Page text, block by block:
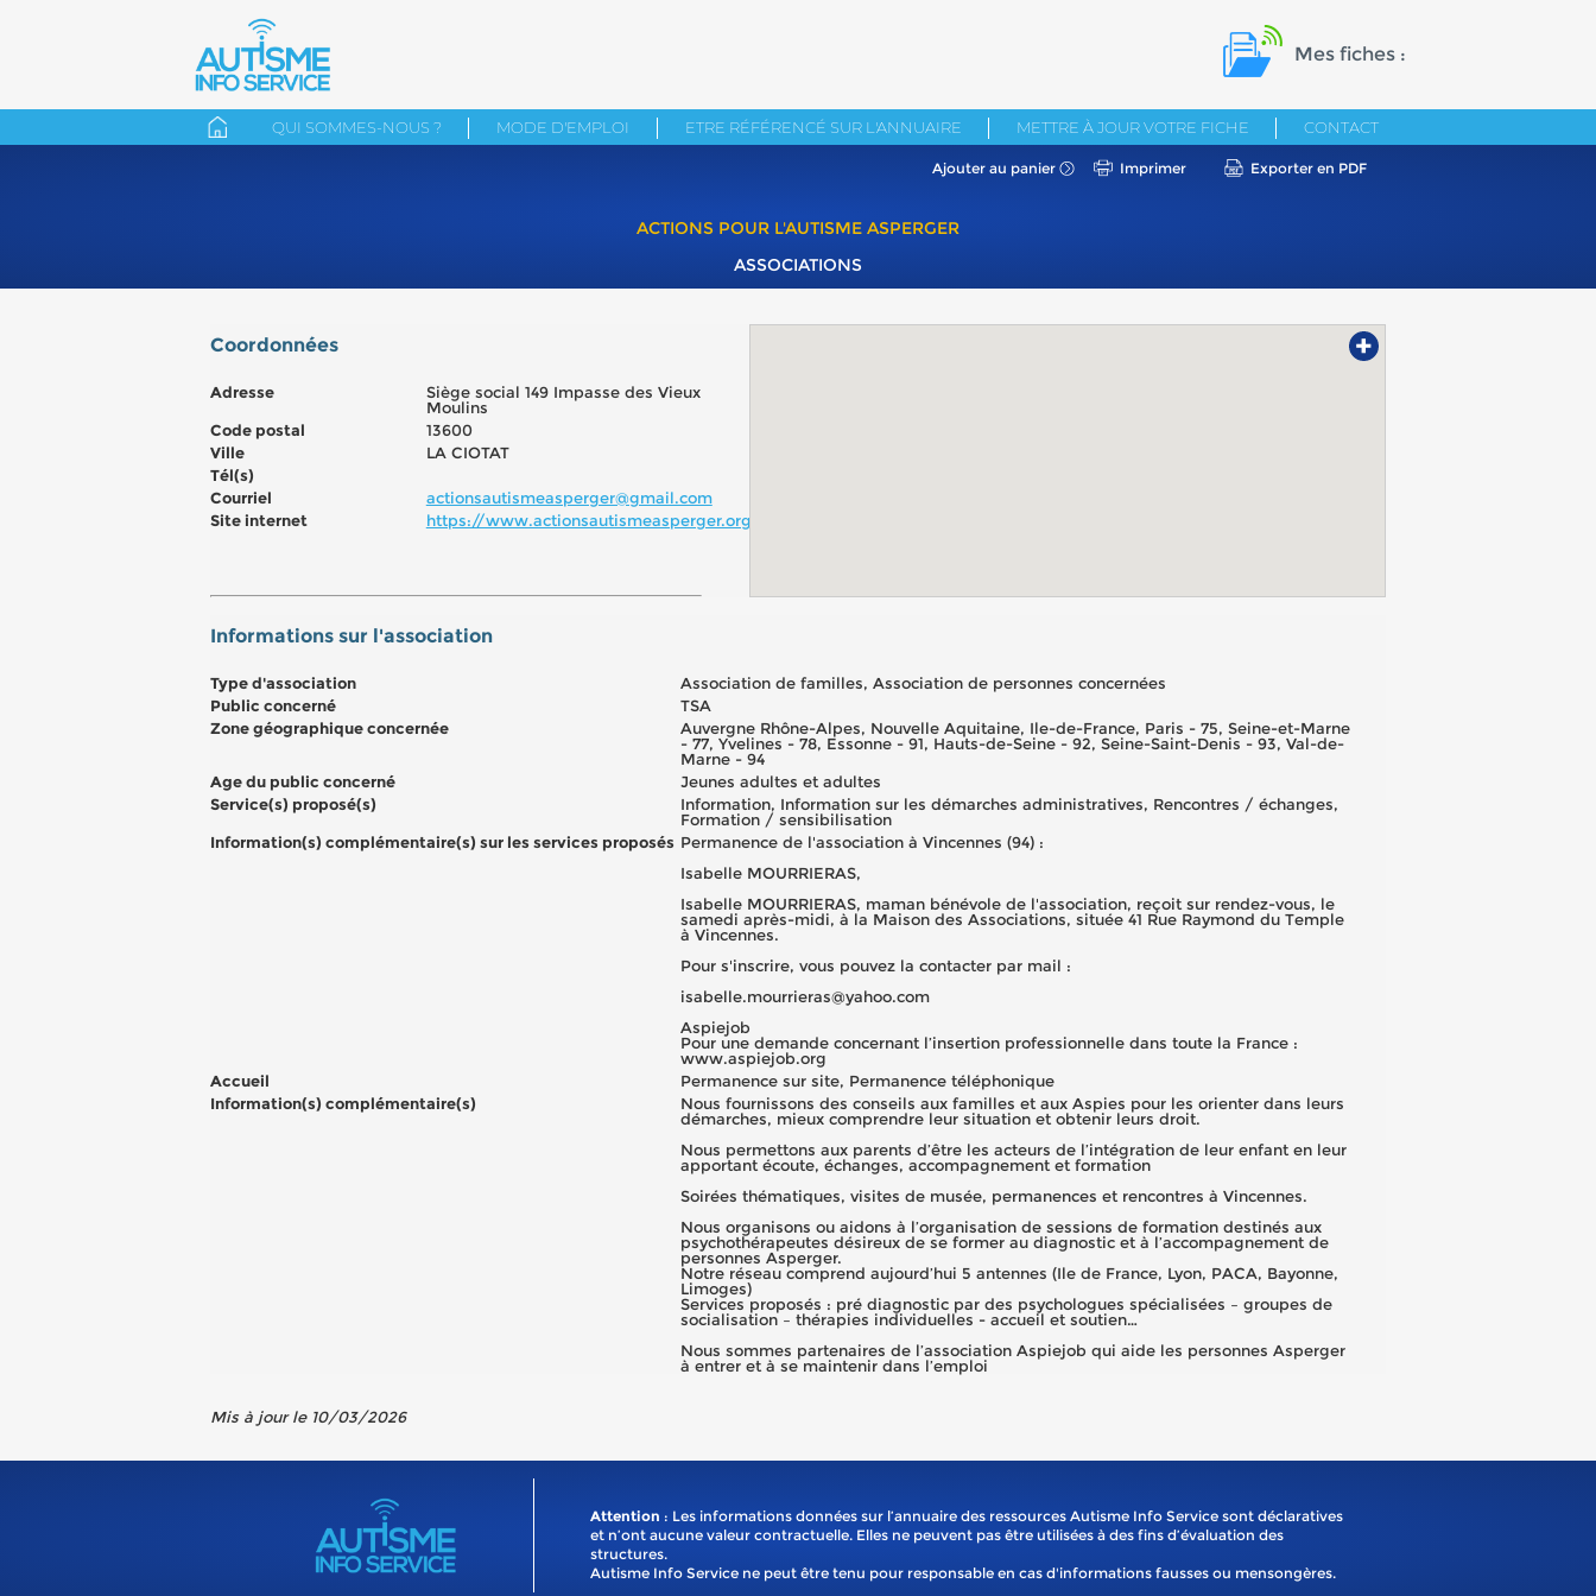
Mes fiches :
QUI SOMMES-NOUS ? MODE D'EMPLOI ETRE RÉFÉRENCÉ SUR L'ANNUAIRE METTRE À JOUR VOTRE FICHE CONTACT
Ajouter au panier Imprimer Exporter en PDF
ACTIONS POUR L'AUTISME ASPERGER
ASSOCIATIONS
+
Coordonnées
Adresse
Siège social 149 Impasse des Vieux
Moulins
Code postal
13600
Ville
LA CIOTAT
Tél(s)
Courriel
actionsautismeasperger@gmail.com
Site internet
https://www.actionsautismeasperger.org/
Informations sur l'association
Type d'association
Association de familles, Association de personnes concernées
Public concerné
TSA
Zone géographique concernée
Auvergne Rhône-Alpes, Nouvelle Aquitaine, Ile-de-France, Paris - 75, Seine-et-Marne
- 77, Yvelines - 78, Essonne - 91, Hauts-de-Seine - 92, Seine-Saint-Denis - 93, Val-de-
Marne - 94
Age du public concerné
Jeunes adultes et adultes
Service(s) proposé(s)
Information, Information sur les démarches administratives, Rencontres / échanges,
Formation / sensibilisation
Information(s) complémentaire(s) sur les services proposés Permanence de l'association à Vincennes (94) :
Isabelle MOURRIERAS,
Isabelle MOURRIERAS, maman bénévole de l'association, reçoit sur rendez-vous, le
samedi après-midi, à la Maison des Associations, située 41 Rue Raymond du Temple
à Vincennes.
​Pour s'inscrire, vous pouvez la contacter par mail :
isabelle.mourrieras@yahoo.com
Aspiejob
Pour une demande concernant l’insertion professionnelle dans toute la France :
www.aspiejob.org
Accueil
Permanence sur site, Permanence téléphonique
Information(s) complémentaire(s)
Nous fournissons des conseils aux familles et aux Aspies pour les orienter dans leurs
démarches, mieux comprendre leur situation et obtenir leurs droit.
Nous permettons aux parents d’être les acteurs de l’intégration de leur enfant en leur
apportant écoute, échanges, accompagnement et formation
Soirées thématiques, visites de musée, permanences et rencontres à Vincennes.
Nous organisons ou aidons à l’organisation de sessions de formation destinés aux
psychothérapeutes désireux de se former au diagnostic et à l’accompagnement de
personnes Asperger.
Notre réseau comprend aujourd’hui 5 antennes (Ile de France, Lyon, PACA, Bayonne,
Limoges)
Services proposés : pré diagnostic par des psychologues spécialisées – groupes de
socialisation – thérapies individuelles - accueil et soutien…
Nous sommes partenaires de l’association Aspiejob qui aide les personnes Asperger
à entrer et à se maintenir dans l’emploi
Mis à jour le 10/03/2026
Attention : Les informations données sur l’annuaire des ressources Autisme Info Service sont déclaratives
et n’ont aucune valeur contractuelle. Elles ne peuvent pas être utilisées à des fins d’évaluation des
structures.
Autisme Info Service ne peut être tenu pour responsable en cas d'informations fausses ou mensongères.